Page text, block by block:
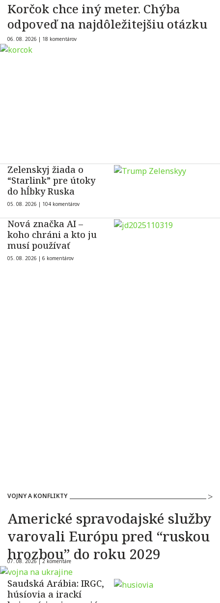
Korčok chce iný meter. Chýba
odpoveď na najdôležitejšiu otázku
06. 08. 2026 | 18 komentárov
Zelenskyj žiada o
“Starlink” pre útoky
do hĺbky Ruska
05. 08. 2026 | 104 komentárov
Nová značka AI –
koho chráni a kto ju
musí používať
05. 08. 2026 | 6 komentárov
VOJNY A KONFLIKTY
Americké spravodajské služby
varovali Európu pred “ruskou
hrozbou” do roku 2029
07. 08. 2026 |2 komentáre
Saudská Arábia: IRGC,
húsíovia a irackí